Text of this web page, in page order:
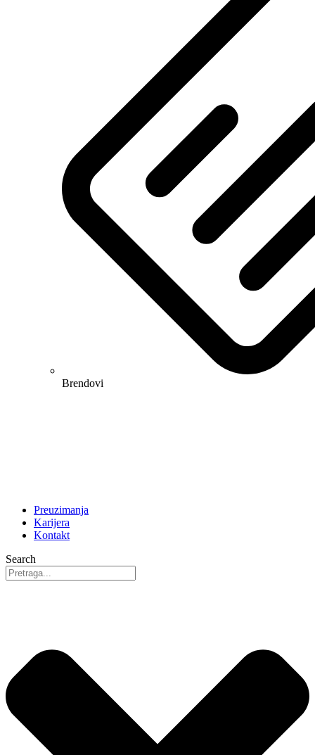
Brendovi
Preuzimanja
Karijera
Kontakt
Search